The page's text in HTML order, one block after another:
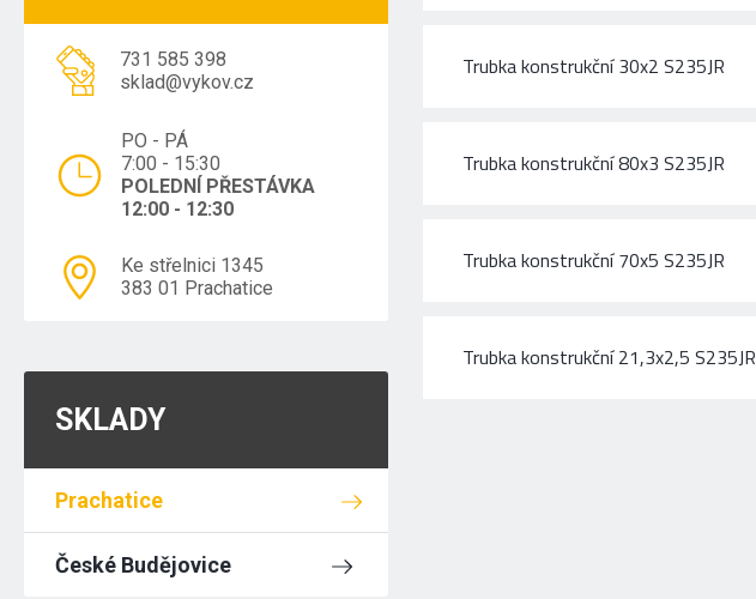
731 585 398
sklad@vykov.cz
PO - PÁ
7:00 - 15:30
POLEDNÍ PŘESTÁVKA
12:00 - 12:30
Ke střelnici 1345
383 01 Prachatice
SKLADY
Prachatice
České Budějovice
Trubka konstrukční 30x2 S235JR
Trubka konstrukční 80x3 S235JR
Trubka konstrukční 70x5 S235JR
Trubka konstrukční 21,3x2,5 S235JR